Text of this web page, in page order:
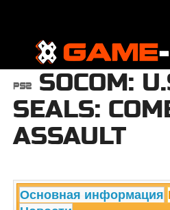
SOCOM:
SEALS:
ASSAULT
Основная информация